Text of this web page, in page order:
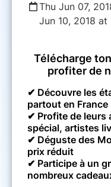
Thu Jun 07,
Jun 10, 2018
Télécharge
profiter de
✔ Découvre les
partout en France
✔ Profite de leurs
spécial, artistes
✔ Déguste des
prix réduit
✔ Participe à un
nombreux